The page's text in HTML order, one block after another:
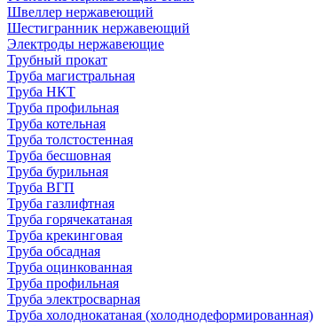
Швеллер нержавеющий
Шестигранник нержавеющий
Электроды нержавеющие
Трубный прокат
Труба магистральная
Труба НКТ
Труба профильная
Труба котельная
Труба толстостенная
Труба бесшовная
Труба бурильная
Труба ВГП
Труба газлифтная
Труба горячекатаная
Труба крекинговая
Труба обсадная
Труба оцинкованная
Труба профильная
Труба электросварная
Труба холоднокатаная (холоднодеформированная)